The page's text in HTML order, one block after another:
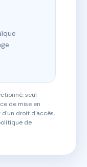
seul
de mise en
d'un droit d'accès,
de